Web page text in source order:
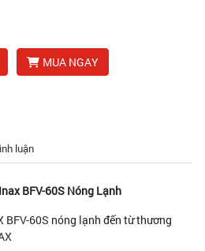
MUA NGAY
luận
BFV-60S Nóng Lạnh
BFV-60S nóng lạnh đến từ thương